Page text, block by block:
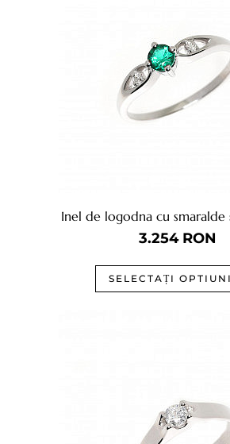
Inel de logodna cu smaralde
3.254RON
SELECTAȚI